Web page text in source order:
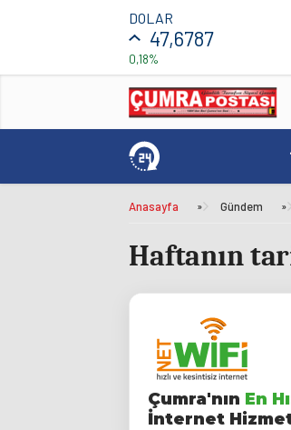
DOLAR
47,6787
0,18%
Anasayfa » Gündem »
Haftanın
Çumra'nın En
İnternet